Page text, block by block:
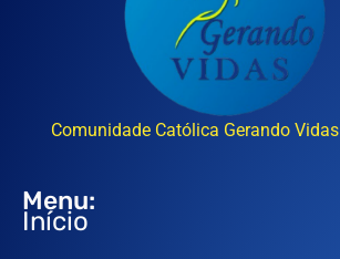
Comunidade Católica Gerando Vidas
Menu:
Início